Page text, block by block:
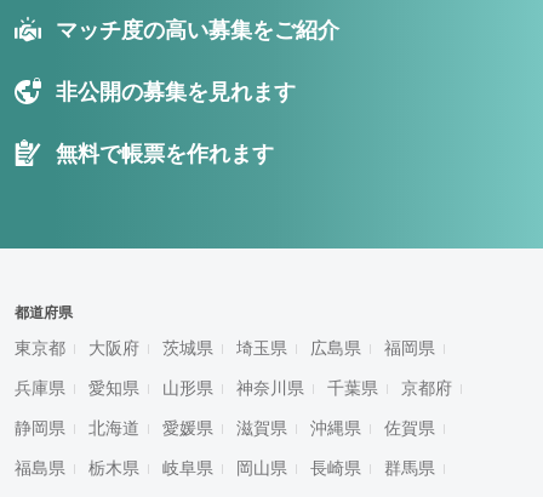
マッチ度の高い募集をご紹介
非公開の募集を見れます
無料で帳票を作れます
都道府県
東京都 大阪府 茨城県 埼玉県 広島県 福岡県
兵庫県 愛知県 山形県 神奈川県 千葉県 京都府
静岡県 北海道 愛媛県 滋賀県 沖縄県 佐賀県
福島県 栃木県 岐阜県 岡山県 長崎県 群馬県